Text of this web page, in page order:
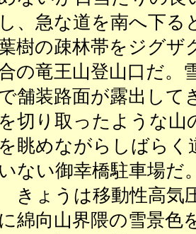
し、急な道を南へ下る
樹の疎林帯をジグザ
の竜王山登山口だ。
舗装路面が露出して
を切り取ったような山
を眺めながらしばら
いない御幸橋駐車場だ
きょうは移動性高気
に綿向山界隈の雪景色